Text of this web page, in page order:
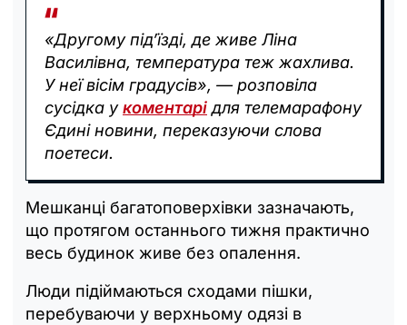
«Другому під’їзді, де живе Ліна
Василівна, температура теж жахлива.
У неї вісім градусів», — розповіла
сусідка укоментарідля телемарафону
Єдині новини, переказуючи слова
поетеси.
Мешканці багатоповерхівки зазначають,
що протягом останнього тижня практично
весь будинок живе без опалення.
Люди підіймаються сходами пішки,
перебуваючи у верхньому одязі в